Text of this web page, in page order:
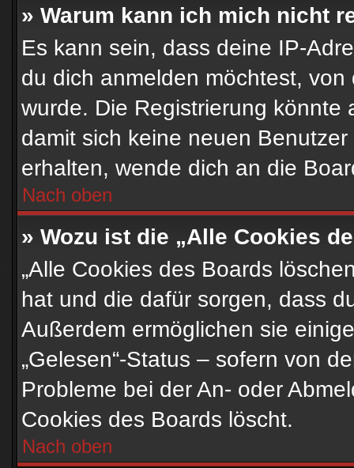
» Warum kann ich mich nicht
Es kann sein, dass deine IP-
du dich anmelden möchtest,
wurde. Die Registrierung
damit sich keine neuen
erhalten, wende dich an die
Nach oben
» Wozu ist die „Alle Cookies
„Alle Cookies des Boards
hat und die dafür sorgen, dass
Außerdem ermöglichen sie
„Gelesen“-Status – sofern von
Probleme bei der An- oder
Cookies des Boards löscht.
Nach oben